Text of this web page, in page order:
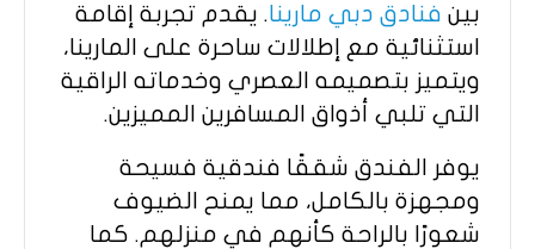
بين فنادق دبي مارينا. يقدم تجربة إقامة
استثنائية مع إطلالات ساحرة على المارينا،
ويتميز بتصميمه العصري وخدماته الراقية
التي تلبي أذواق المسافرين المميزين.
يوفر الفندق شققًا فندقية فسيحة
ومجهزة بالكامل، مما يمنح الضيوف
شعورًا بالراحة كأنهم في منزلهم. كما